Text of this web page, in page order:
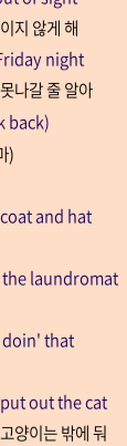
지 않게 해
night
나갈 줄 알아
back)
)
and hat
laundromat
that
out the cat
양이는 밖에 둬